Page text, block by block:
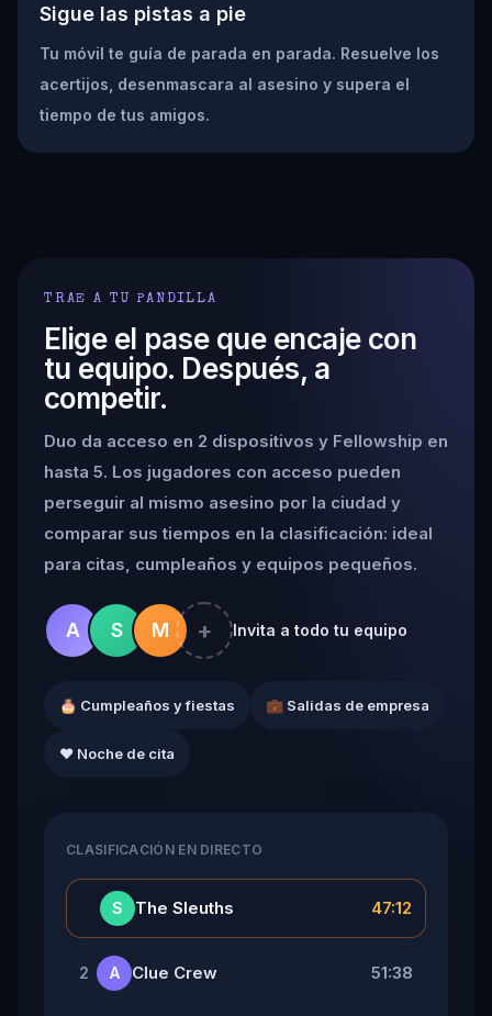
Sigue las pistas a pie
Tu móvil te guía de parada en parada. Resuelve los
acertijos, desenmascara al asesino y supera el
tiempo de tus amigos.
TRAE A TU PANDILLA
Elige el pase que encaje con
tu equipo. Después, a
competir.
Duo da acceso en 2 dispositivos y Fellowship en
hasta 5. Los jugadores con acceso pueden
perseguir al mismo asesino por la ciudad y
comparar sus tiempos en la clasificación: ideal
para citas, cumpleaños y equipos pequeños.
A S M + Invita a todo tu equipo
🎂 Cumpleaños y fiestas 💼 Salidas de empresa
❤️ Noche de cita
CLASIFICACIÓN EN DIRECTO
S The Sleuths 47:12
2 A Clue Crew 51:38